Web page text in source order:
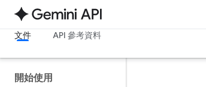
文件
API 參考資料
開始使用